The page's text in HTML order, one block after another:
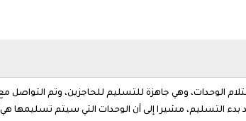
الوحدات، وهي جاهزة للتسليم للحاجزين، وتم التواصل